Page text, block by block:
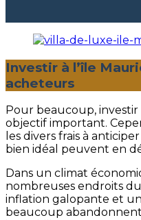
Investir à l’île
acheteurs
Pour beaucoup, investir
objectif important.
les divers frais à
bien idéal peuvent en
Dans un climat
nombreuses endroits
inflation galopante et
beaucoup